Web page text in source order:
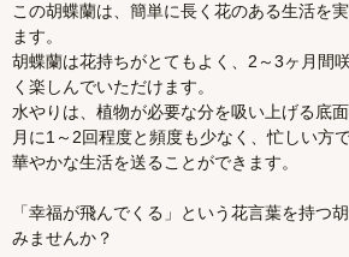
この胡蝶蘭は、簡単に長く花のある生活を
ます。
胡蝶蘭は花持ちがとてもよく、2～3ヶ月間
く楽しんでいただけます。
水やりは、植物が必要な分を吸い上げる底
月に1～2回程度と頻度も少なく、忙しい方
華やかな生活を送ることができます。
「幸福が飛んでくる」という花言葉を持つ
みませんか？